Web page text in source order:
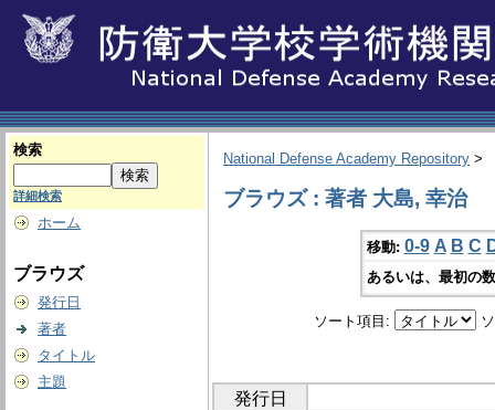
検索
詳細検索
ホーム
ブラウズ
発行日
著者
タイトル
主題
National Defense Academy Repository >
ブラウズ : 著者 大島, 幸治
移動: 0-9 A B C
あるいは、最初の
ソート項目:
発行日